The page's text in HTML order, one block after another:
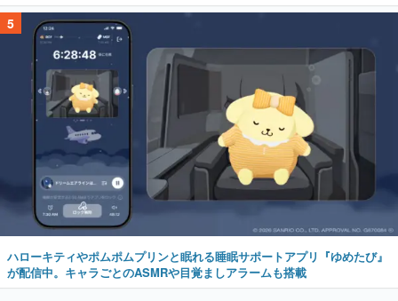
5
ハローキティやポムポムプリンと眠れる睡眠サポートアプリ『ゆめたび』
が配信中。キャラごとのASMRや目覚ましアラームも搭載